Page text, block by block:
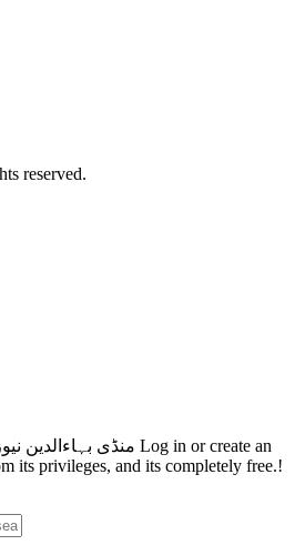
reserved.
its privileges, and its completely free.!